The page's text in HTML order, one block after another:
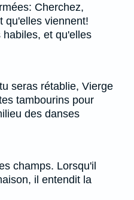
Cherchez,
qu'elles viennent!
et qu'elles
seras rétablie, Vierge
tambourins pour
des danses
champs. Lorsqu'il
il entendit la